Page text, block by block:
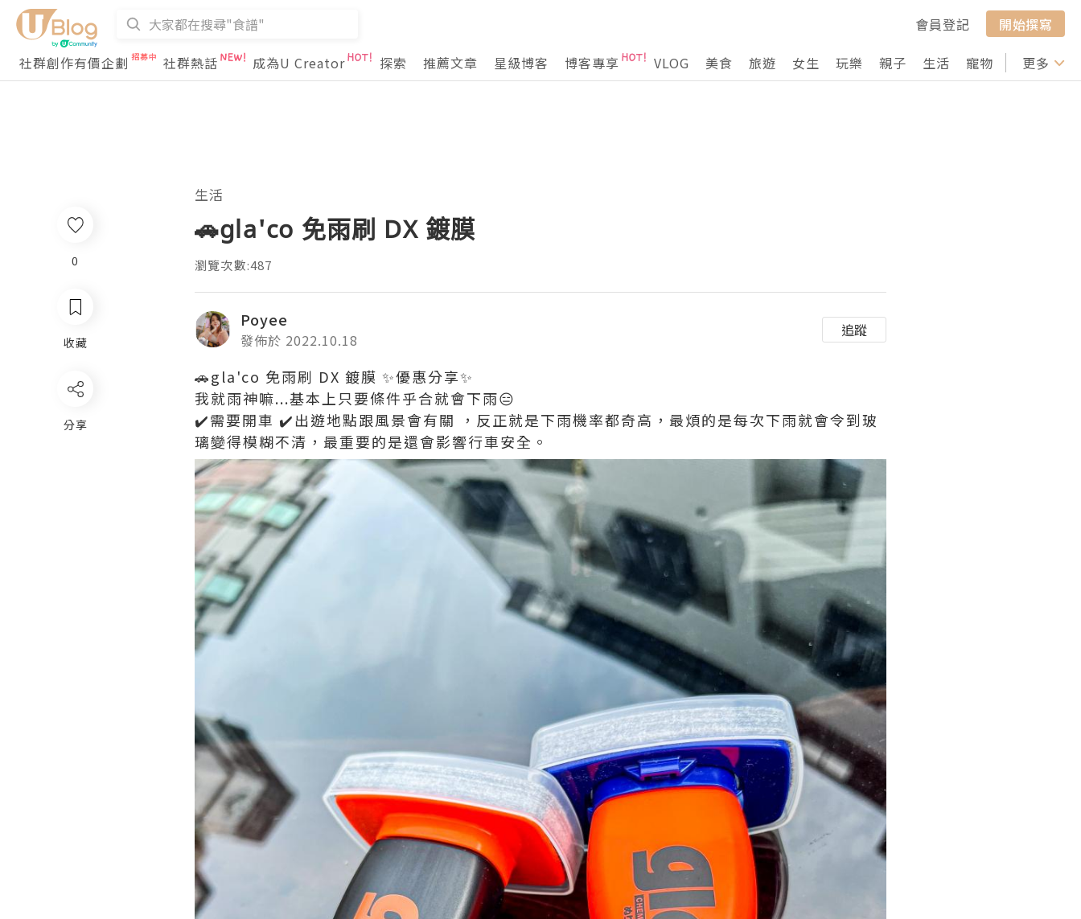
會員登記
開始撰寫
社群創作有價企劃
社群熱話 成為U Creator 探索 推薦文章 星級博客 博客專享 VLOG 美食 旅遊 女生 玩樂 親子 生活 寵物 行山 打卡
更多
0
收藏
分享
生活
🚗gla'co 免雨刷 DX 鍍膜
瀏覽次數:487
Poyee
發佈於 2022.10.18
追蹤
🚗gla'co 免雨刷 DX 鍍膜 ✨優惠分享✨
我就雨神嘛...基本上只要條件乎合就會下雨😑
✔️需要開車 ✔️出遊地點跟風景會有關 ，反正就是下雨機率都奇高，最煩的是每次下雨就會令到玻
璃變得模糊不清，最重要的是還會影響行車安全。